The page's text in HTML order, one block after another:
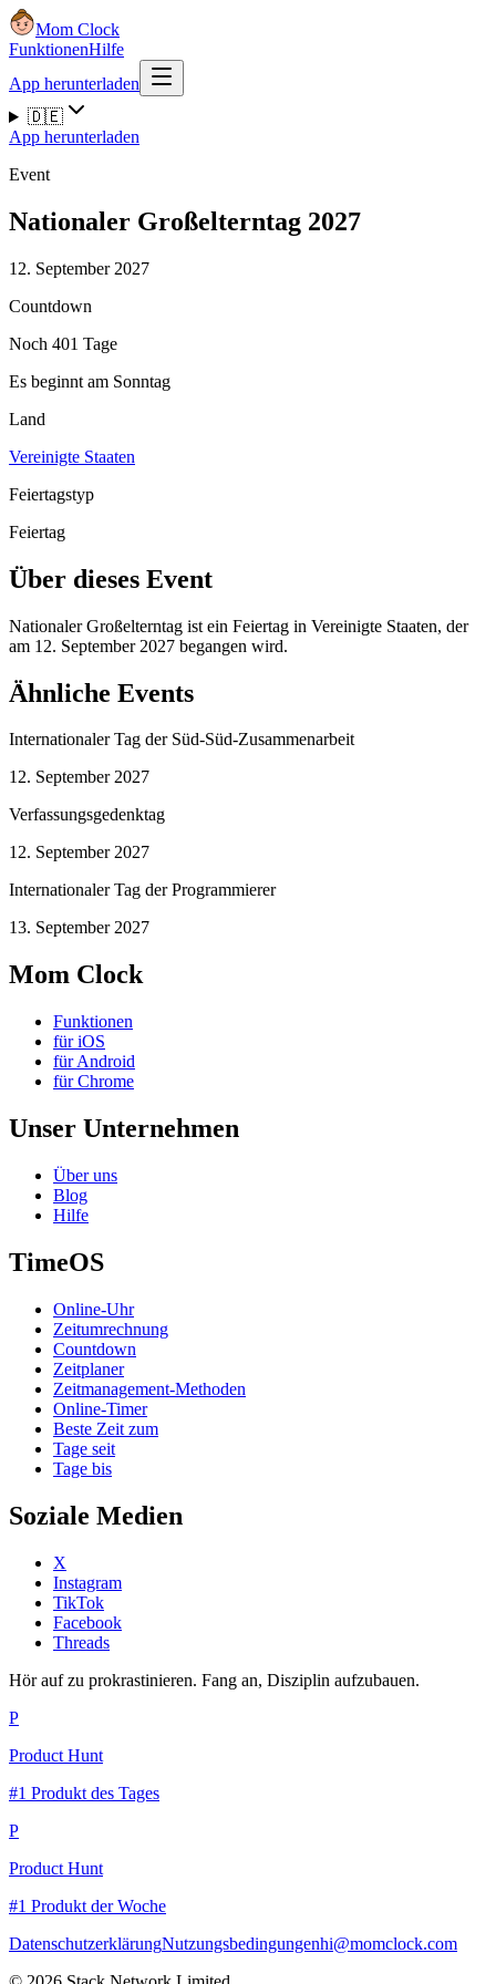
Mom Clock
FunktionenHilfe
App herunterladen
🇩🇪
App herunterladen
Event
Nationaler Großelterntag 2027
12. September 2027
Countdown
Noch 401 Tage
Es beginnt am Sonntag
Land
Vereinigte Staaten
Feiertagstyp
Feiertag
Über dieses Event
Nationaler Großelterntag ist ein Feiertag in Vereinigte Staaten, der
am 12. September 2027 begangen wird.
Ähnliche Events
Internationaler Tag der Süd-Süd-Zusammenarbeit
12. September 2027
Verfassungsgedenktag
12. September 2027
Internationaler Tag der Programmierer
13. September 2027
Mom Clock
Funktionen
für iOS
für Android
für Chrome
Unser Unternehmen
Über uns
Blog
Hilfe
TimeOS
Online-Uhr
Zeitumrechnung
Countdown
Zeitplaner
Zeitmanagement-Methoden
Online-Timer
Beste Zeit zum
Tage seit
Tage bis
Soziale Medien
X
Instagram
TikTok
Facebook
Threads
Hör auf zu prokrastinieren. Fang an, Disziplin aufzubauen.
P
Product Hunt
#1 Produkt des Tages
P
Product Hunt
#1 Produkt der Woche
DatenschutzerklärungNutzungsbedingungenhi@momclock.com